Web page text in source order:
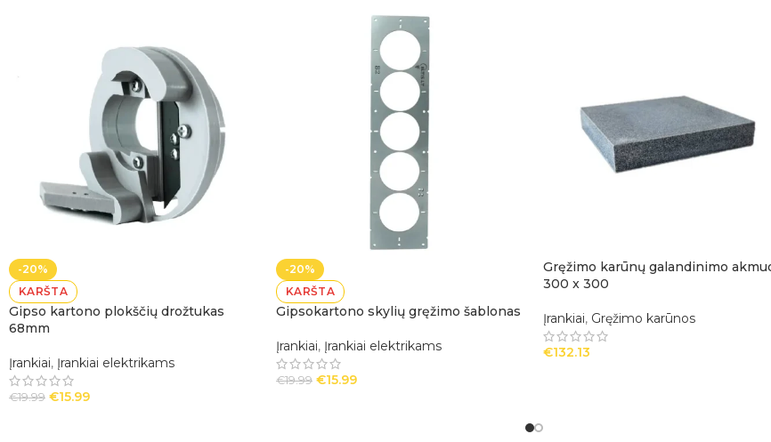
-20%
KARŠTA
Gipso kartono plokščių drožtukas
68mm
Įrankiai, Įrankiai elektrikams
€19.99 €15.99
-20%
KARŠTA
Gipsokartono skylių gręžimo šablonas
Įrankiai, Įrankiai elektrikams
€19.99 €15.99
Gręžimo karūnų galandinimo
300 x 300
Įrankiai, Gręžimo karūnos
€132.13